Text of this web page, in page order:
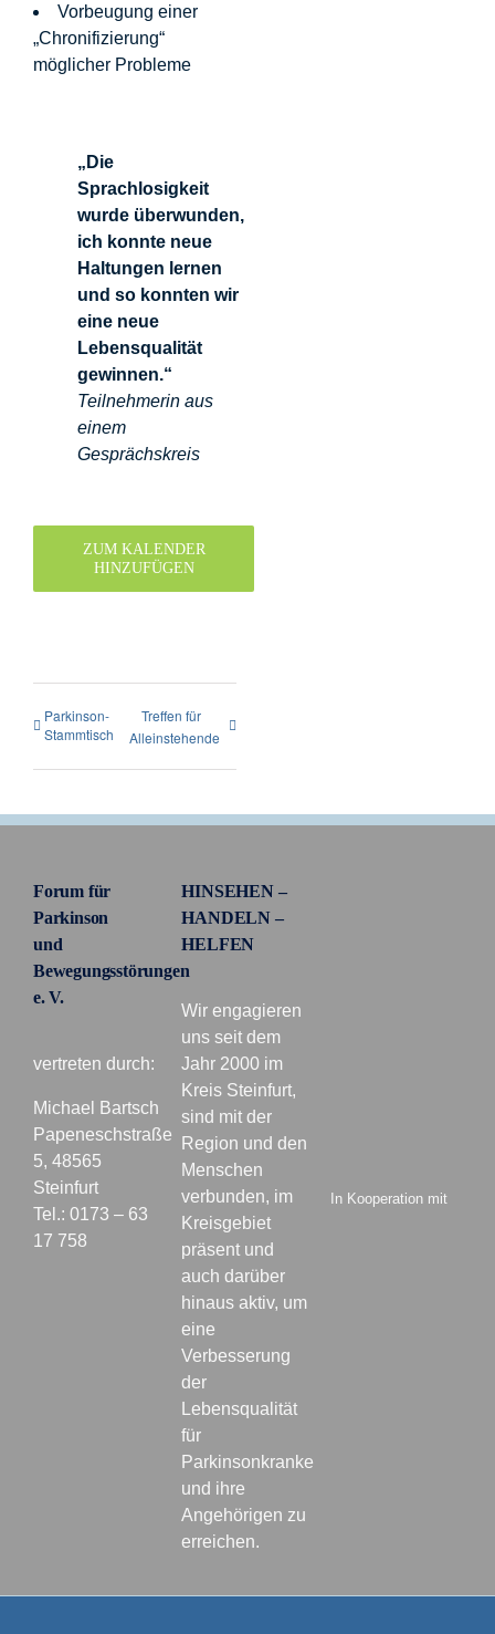
Vorbeugung einer
„Chronifizierung“
möglicher Probleme
„Die
Sprachlosigkeit
wurde überwunden,
ich konnte neue
Haltungen lernen
und so konnten wir
eine neue
Lebensqualität
gewinnen.“
Teilnehmerin aus
einem
Gesprächskreis
ZUM KALENDER
HINZUFÜGEN
Parkinson-
Stammtisch
Treffen für
Alleinstehende
Forum für
Parkinson
und
Bewegungsstörungen
e. V.
vertreten durch:
Michael Bartsch
Papeneschstraße
5, 48565
Steinfurt
Tel.: 0173 – 63
17 758
HINSEHEN –
HANDELN –
HELFEN
Wir engagieren
uns seit dem
Jahr 2000 im
Kreis Steinfurt,
sind mit der
Region und den
Menschen
verbunden, im
Kreisgebiet
präsent und
auch darüber
hinaus aktiv, um
eine
Verbesserung
der
Lebensqualität
für
Parkinsonkranke
und ihre
Angehörigen zu
erreichen.
In Kooperation mit